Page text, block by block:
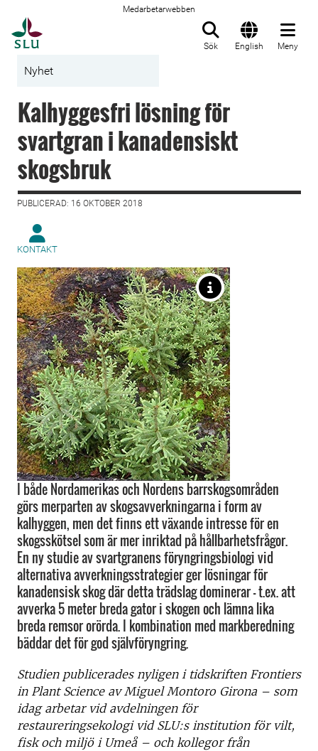
Medarbetarwebben
Sök English Meny
Nyhet
Kalhyggesfri lösning för
svartgran i kanadensiskt
skogsbruk
PUBLICERAD: 16 OKTOBER 2018
KONTAKT
I både Nordamerikas och Nordens barrskogsområden
görs merparten av skogsavverkningarna i form av
kalhyggen, men det finns ett växande intresse för en
skogsskötsel som är mer inriktad på hållbarhetsfrågor.
En ny studie av svartgranens föryngringsbiologi vid
alternativa avverkningsstrategier ger lösningar för
kanadensisk skog där detta trädslag dominerar – t.ex. att
avverka 5 meter breda gator i skogen och lämna lika
breda remsor orörda. I kombination med markberedning
bäddar det för god självföryngring.
Studien publicerades nyligen i tidskriften Frontiers
in Plant Science av Miguel Montoro Girona – som
idag arbetar vid avdelningen för
restaureringsekologi vid SLU:s institution för vilt,
fisk och miljö i Umeå – och kollegor från